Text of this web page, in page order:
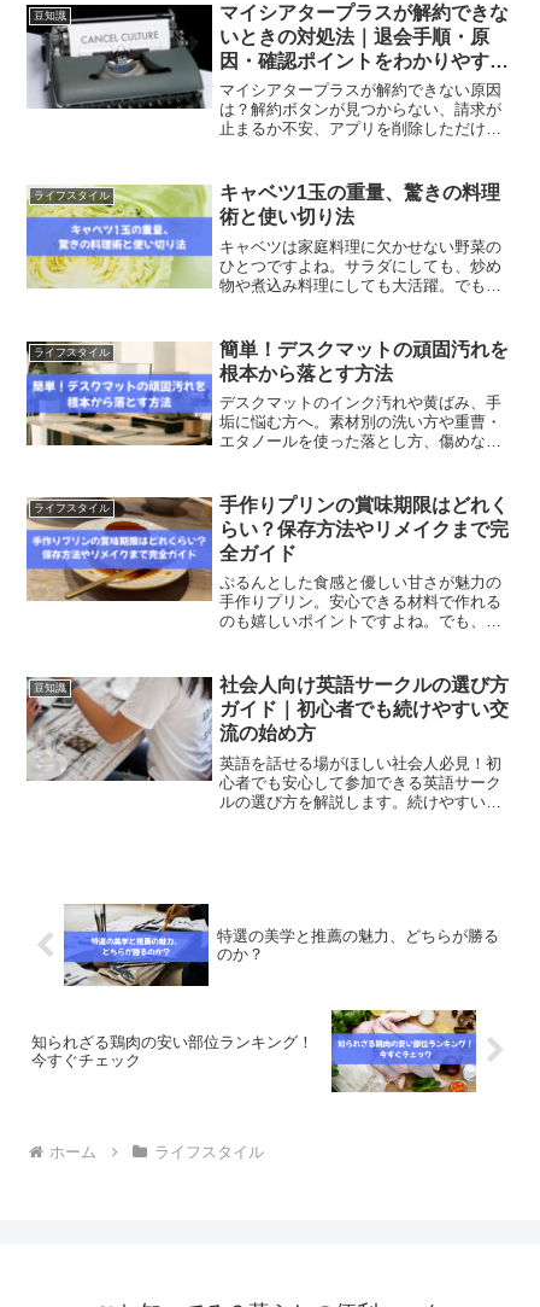
豆知識
マイシアタープラスが解約できな
いときの対処法｜退会手順・原
因・確認ポイントをわかりやすく
解説
マイシアタープラスが解約できない原因
は？解約ボタンが見つからない、請求が
止まるか不安、アプリを削除しただけで
や確認ポイントをわかりやすく紹介しま
す。
ライフスタイル
キャベツ1玉の重量、驚きの料理
術と使い切り法
キャベツは家庭料理に欠かせない野菜の
ひとつですよね。サラダにしても、炒め
物や煮込み料理にしても大活躍。でも
も多いのではないでしょうか。この記事
では、キャベツ1玉の重さから...
ライフスタイル
簡単！デスクマットの頑固汚れを
根本から落とす方法
デスクマットのインク汚れや黄ばみ、手
垢に悩む方へ。素材別の洗い方や重曹・
エタノールを使った落とし方、傷めない
ライフスタイル
手作りプリンの賞味期限はどれく
らい？保存方法やリメイクまで完
全ガイド
ぷるんとした食感と優しい甘さが魅力の
手作りプリン。安心できる材料で作れる
のも嬉しいポイントですよね。でも、気
ンの賞味期限や保存方法、おいしさを保
つコツ、さらには余ったプリン...
豆知識
社会人向け英語サークルの選び方
ガイド｜初心者でも続けやすい交
流の始め方
英語を話せる場がほしい社会人必見！初
心者でも安心して参加できる英語サーク
ルの選び方を解説します。続けやすいサ
特選の美学と推薦の魅力、どちらが勝る
のか？
知られざる鶏肉の安い部位ランキング！
今すぐチェック
ホーム ライフスタイル